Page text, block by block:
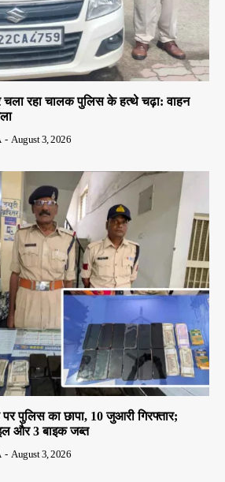
चला रहा चालक पुलिस के हत्थे चढ़ा: वाहन
- August 3, 2026
पुलिस का छापा, 10 जुआरी गिरफ्तार;
और 3 बाइक जब्त
- August 3, 2026